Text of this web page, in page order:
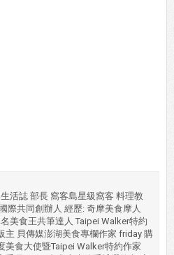
活誌 部長 窩客島星級窩客 料理教
際共同創辦人 經歷: 奇摩美食摩人
美食王共筆達人 Taipei Walker特約
主 貝傳媒澎湖美食專欄作家 friday 購
美食大使暨Taipei Walker特約作家